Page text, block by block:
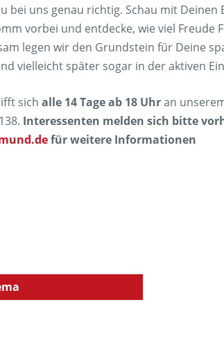
bei uns genau richtig. Schau mit Deinen
vorbei und entdecke, wie viel Freude
legen wir den Grundstein für Deine
vielleicht später sogar in der aktiven
sich alle 14 Tage ab 18 Uhran
Interessenten melden sich bitte
für weitere Informationen